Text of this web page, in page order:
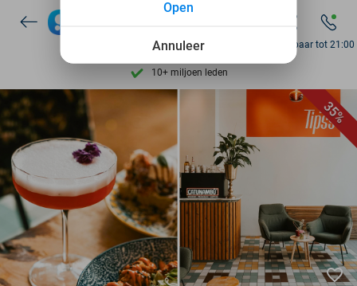
7 dagen per week beschikbaar
10+ miljoen leden
9,4 op basis van
Ontdek 15.000+ deals
10+ miljoen leden
Bereikbaar tot 21:00
35%
favorite_border
Annuleer
Open